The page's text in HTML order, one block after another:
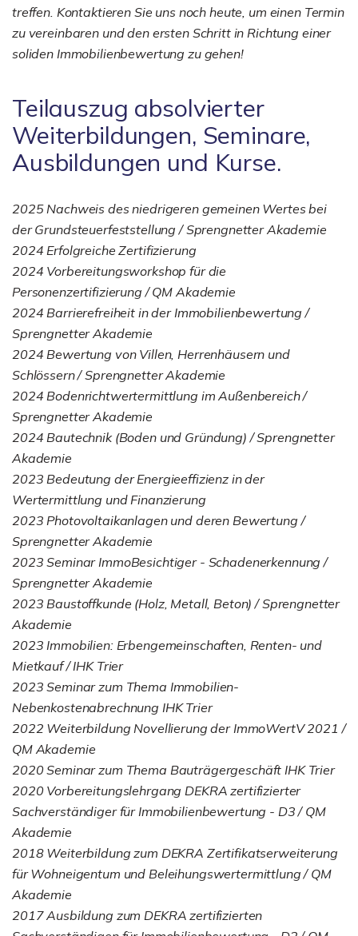
treffen. Kontaktieren Sie uns noch heute, um einen Termin
zu vereinbaren und den ersten Schritt in Richtung einer
soliden Immobilienbewertung zu gehen!
Teilauszug absolvierter
Weiterbildungen, Seminare,
Ausbildungen und Kurse.
2025 Nachweis des niedrigeren gemeinen Wertes bei
der Grundsteuerfeststellung / Sprengnetter Akademie
2024 Erfolgreiche Zertifizierung
2024 Vorbereitungsworkshop für die
Personenzertifizierung / QM Akademie
2024 Barrierefreiheit in der Immobilienbewertung /
Sprengnetter Akademie
2024 Bewertung von Villen, Herrenhäusern und
Schlössern / Sprengnetter Akademie
2024 Bodenrichtwertermittlung im Außenbereich /
Sprengnetter Akademie
2024 Bautechnik (Boden und Gründung) / Sprengnetter
Akademie
2023 Bedeutung der Energieeffizienz in der
Wertermittlung und Finanzierung
2023 Photovoltaikanlagen und deren Bewertung /
Sprengnetter Akademie
2023 Seminar ImmoBesichtiger - Schadenerkennung /
Sprengnetter Akademie
2023 Baustoffkunde (Holz, Metall, Beton) / Sprengnetter
Akademie
2023 Immobilien: Erbengemeinschaften, Renten- und
Mietkauf / IHK Trier
2023 Seminar zum Thema Immobilien-
Nebenkostenabrechnung IHK Trier
2022 Weiterbildung Novellierung der ImmoWertV 2021 /
QM Akademie
2020 Seminar zum Thema Bauträgergeschäft IHK Trier
2020 Vorbereitungslehrgang DEKRA zertifizierter
Sachverständiger für Immobilienbewertung - D3 / QM
Akademie
2018 Weiterbildung zum DEKRA Zertifikatserweiterung
für Wohneigentum und Beleihungswertermittlung / QM
Akademie
2017 Ausbildung zum DEKRA zertifizierten